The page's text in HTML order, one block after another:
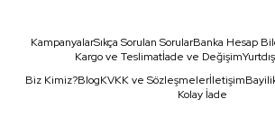
KampanyalarSıkça Sorulan SorularBanka Hesap
Kargo ve Teslimatİade ve Değişim
Biz Kimiz?BlogKVKK ve Sözleşmelerİletişim
Kolay İade